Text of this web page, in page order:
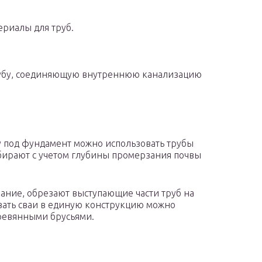
для труб.
соединяющую внутреннюю канализацию
фундамент можно использовать трубы
с учетом глубины промерзания почвы
обрезают выступающие части труб на
сваи в единую конструкцию можно
брусьями.